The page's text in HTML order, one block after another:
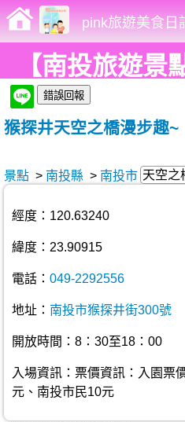
pink旅遊美食日
【南投旅遊景
猴探井天空之橋漫步趣~
景點 > 南投縣 > 南投市 天空之
經度：120.63240
緯度：23.90915
電話： 049-2292556
地址： 南投市猴探井街300號
開放時間：8：30至18：00
入場資訊：票價資訊：入園票
元、南投市民10元